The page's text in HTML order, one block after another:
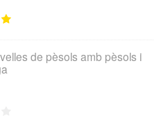
de pèsols amb pèsols i